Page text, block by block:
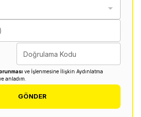
Doğrulama Kodu
ve İşlenmesine İlişkin Aydınlatma
anladım.
GÖNDER